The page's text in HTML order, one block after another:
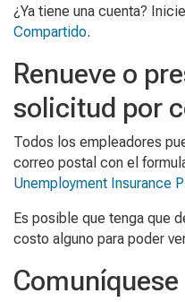
¿Ya tiene una cuenta?
Compartido.
Renueve o
solicitud por
Todos los empleadores
correo postal con el
Unemployment Insurance
Es posible que tenga que
costo alguno para poder